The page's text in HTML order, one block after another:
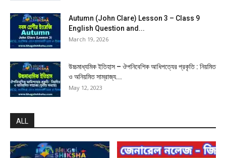
Autumn (John Clare) Lesson 3 – Class 9
English Question and...
March 19, 2026
উচ্চমাধ্যমিক ইতিহাস – ঔপনিবেশিক আধিপত্যের প্রকৃতি : নিয়মিত
ও অনিয়মিত সাম্রাজ্য...
May 12, 2023
ALL